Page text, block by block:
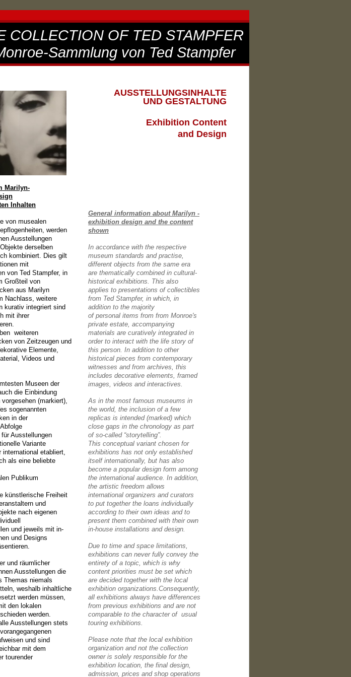
COLLECTION OF TED STAMPFER
Sammlung von Ted Stampfer
AUSSTELLUNGSINHALTE
UND GESTALTUNG
Exhibition Content
and Design
Marilyn-
Inhalten
von musealen
werden
Ausstellungen
derselben
kombiniert. Dies gilt
mit
von Ted Stampfer, in
Großteil von
aus Marilyn
Nachlass, weitere
kurativ integriert sind
mit ihrer
weiteren
von Zeitzeugen und
Elemente,
Videos und
Museen der
die Einbindung
(markiert),
sogenannten
in der
Abfolge
für Ausstellungen
Variante
international etabliert,
als eine beliebte
Publikum
künstlerische Freiheit
und
nach eigenen
und jeweils mit in-
und Designs
und räumlicher
Ausstellungen die
Themas niemals
weshalb inhaltliche
werden müssen,
den lokalen
werden.
Ausstellungen stets
vorangegangenen
und sind
mit dem
tourender
General information about Marilyn -
exhibition design and the content
shown
In accordance with the respective
museum standards and practise,
different objects from the same era
are thematically combined in cultural-
historical exhibitions. This also
applies to presentations of collectibles
from Ted Stampfer, in which, in
addition to the majority
of personal items from from Monroe's
private estate, accompanying
materials are curatively integrated in
order to interact with the life story of
this person. In addition to other
historical pieces from contemporary
witnesses and from archives, this
includes decorative elements, framed
images, videos and interactives.
As in the most famous museums in
the world, the inclusion of a few
replicas is intended (marked) which
close gaps in the chronology as part
of so-called “storytelling”.
This conceptual variant chosen for
exhibitions has not only established
itself internationally, but has also
become a popular design form among
the international audience. In addition,
the artistic freedom allows
international organizers and curators
to put together the loans individually
according to their own ideas and to
present them combined with their own
in-house installations and design.
Due to time and space limitations,
exhibitions can never fully convey the
entirety of a topic, which is why
content priorities must be set which
are decided together with the local
exhibition organizations.Consequently,
all exhibitions always have differences
from previous exhibitions and are not
comparable to the character of usual
touring exhibitions.
Please note that the local exhibition
organization and not the collection
owner is solely responsible for the
exhibition location, the final design,
admission, prices and shop operations